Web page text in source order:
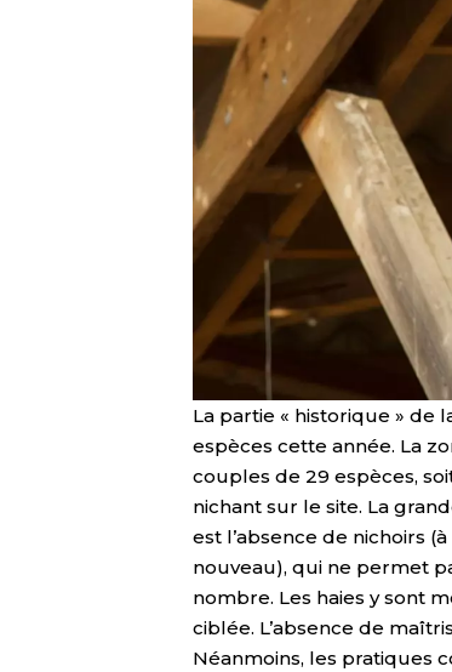
La partie « historique » de
espèces cette année. La
couples de 29 espèces,
nichant sur le site. La
est l’absence de nichoirs
nouveau), qui ne permet
nombre. Les haies y sont
ciblée. L’absence de
Néanmoins, les pratiques